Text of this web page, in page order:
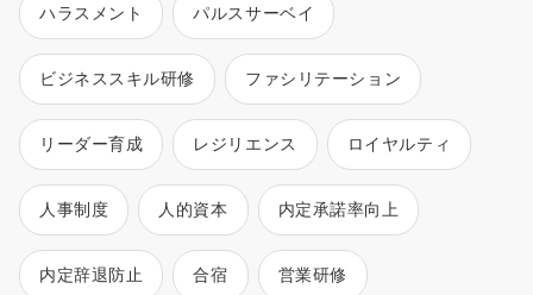
ハラスメント パルスサーベイ
ビジネススキル研修 ファシリテーション
リーダー育成 レジリエンス ロイヤルティ
人事制度 人的資本 内定承諾率向上
内定辞退防止 合宿 営業研修